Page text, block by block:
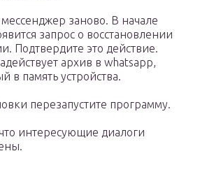
мессенджер заново. В начале
запрос о восстановлении
Подтвердите это действие.
архив в whatsapp,
в память устройства.
перезапустите программу.
интересующие диалоги